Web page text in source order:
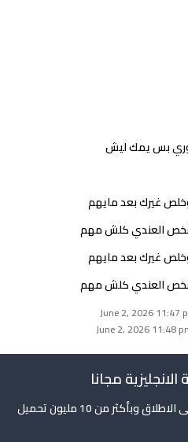
بس يمك ليش
غيرك بعد مايهم
العندي كلش مهم
غيرك بعد مايهم
العندي كلش مهم
مجانا
وبأكثر من 10 مليون تحميل